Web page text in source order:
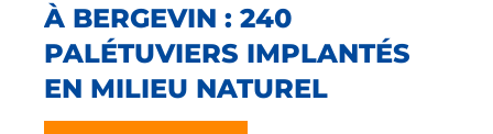
À BERGEVIN : 240
PALÉTUVIERS IMPLANTÉS
EN MILIEU NATUREL